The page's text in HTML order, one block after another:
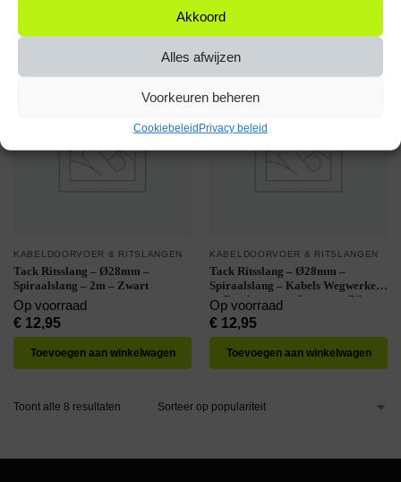
Akkoord
Alles afwijzen
Voorkeuren beheren
Cookiebeleid Privacy beleid
KABELDOORVOER & RITSLANGEN
Tack Ritsslang – Ø28mm –
Spiraalslang – 2m – Zwart
Op voorraad
€ 12,95
Toevoegen aan winkelwagen
KABELDOORVOER & RITSLANGEN
Tack Ritsslang – Ø28mm –
Spiraalslang – Kabels Wegwerken
en Beschermen – 2 meter – Zilver
Op voorraad
€ 12,95
Toevoegen aan winkelwagen
Toont alle 8 resultaten